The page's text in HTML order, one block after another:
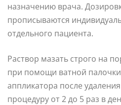
назначению врача.
прописываются
отдельного пациента.
Раствор мазать строго на
при помощи ватной
аппликатора после
процедуру от 2 до 5 раз в